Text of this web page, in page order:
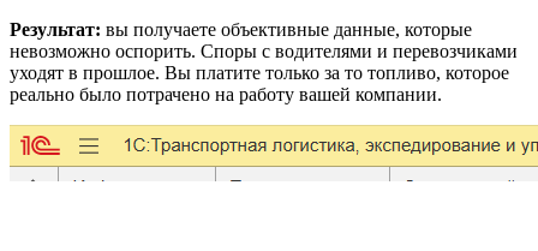
Результат: вы получаете объективные данные, которые
невозможно оспорить. Споры с водителями и перевозчиками
уходят в прошлое. Вы платите только за то топливо, которое
реально было потрачено на работу вашей компании.